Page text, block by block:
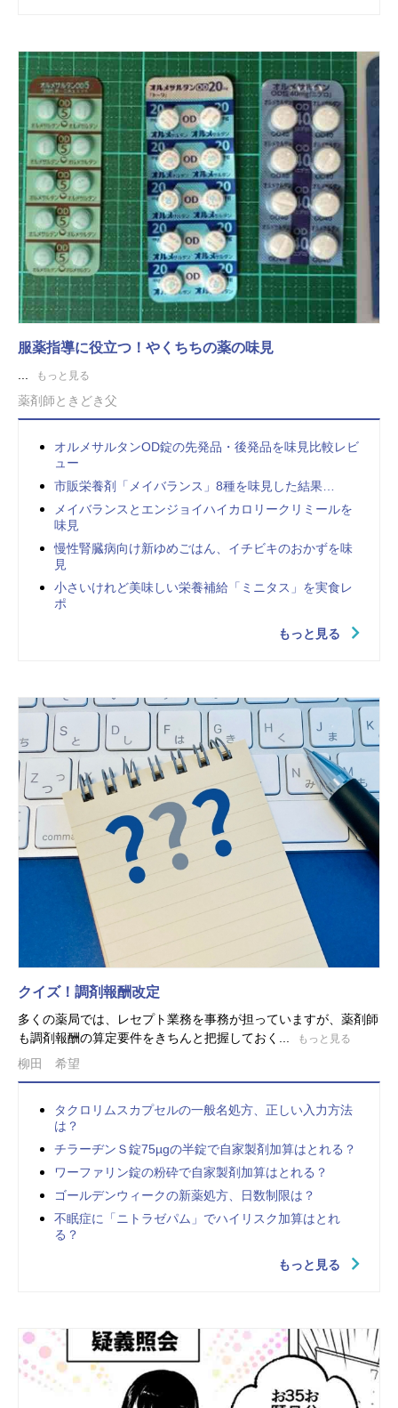
服薬指導に役立つ！やくちちの薬の味見
もっと見る
薬剤師ときどき父
オルメサルタンOD錠の先発品・後発品を味見比較レビ
ュー
市販栄養剤「メイバランス」8種を味見した結果…
メイバランスとエンジョイハイカロリークリミールを
味見
慢性腎臓病向け新ゆめごはん、イチビキのおかずを味
見
小さいけれど美味しい栄養補給「ミニタス」を実食レ
ポ
もっと見る
クイズ！調剤報酬改定
多くの薬局では、レセプト業務を事務が担っていますが、薬剤師
も調剤報酬の算定要件をきちんと把握しておく...
もっと見る
柳田 希望
タクロリムスカプセルの一般名処方、正しい入力方法
は？
チラーヂンＳ錠75µgの半錠で自家製剤加算はとれる？
ワーファリン錠の粉砕で自家製剤加算はとれる？
ゴールデンウィークの新薬処方、日数制限は？
不眠症に「ニトラゼパム」でハイリスク加算はとれ
る？
もっと見る